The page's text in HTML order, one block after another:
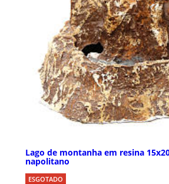
Lago de montanha em resina
napolitano
ESGOTADO